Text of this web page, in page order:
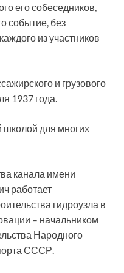
его собеседников,
событие, без
из участников
и грузового
1937 года.
школой для многих
канала имени
работает
гидроузла в
– начальником
Народного
СССР.